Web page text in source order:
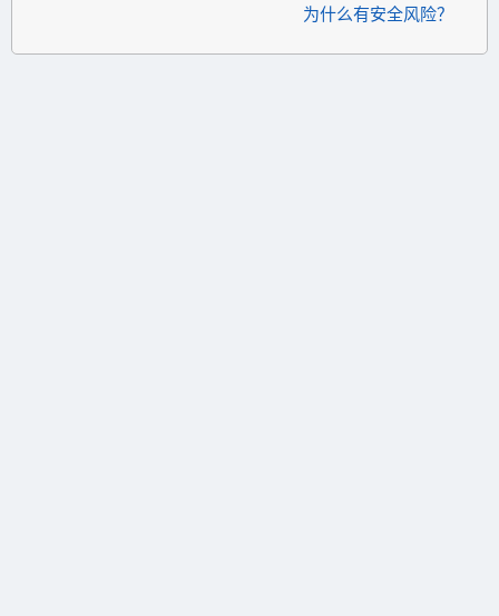
为什么有安全风险？